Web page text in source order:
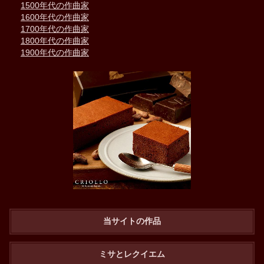
1500年代の作曲家
1600年代の作曲家
1700年代の作曲家
1800年代の作曲家
1900年代の作曲家
当サイトの作品
ミサとレクイエム